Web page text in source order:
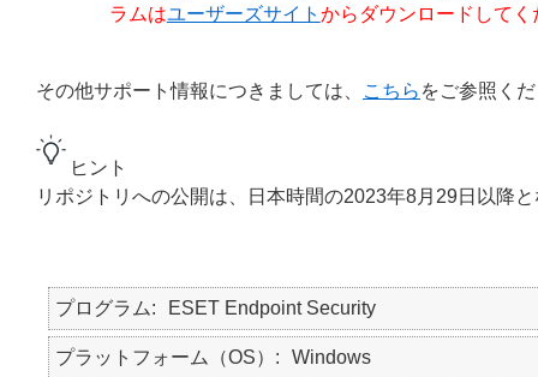
ラムはユーザーズサイト からダウンロードしてく
その他サポート情報につきましては、 こちら をご参照く
ヒント
リポジトリへの公開は、日本時間の2023年8月29日以降
プログラム ESET Endpoint Security
プラットフォーム（OS） Windows